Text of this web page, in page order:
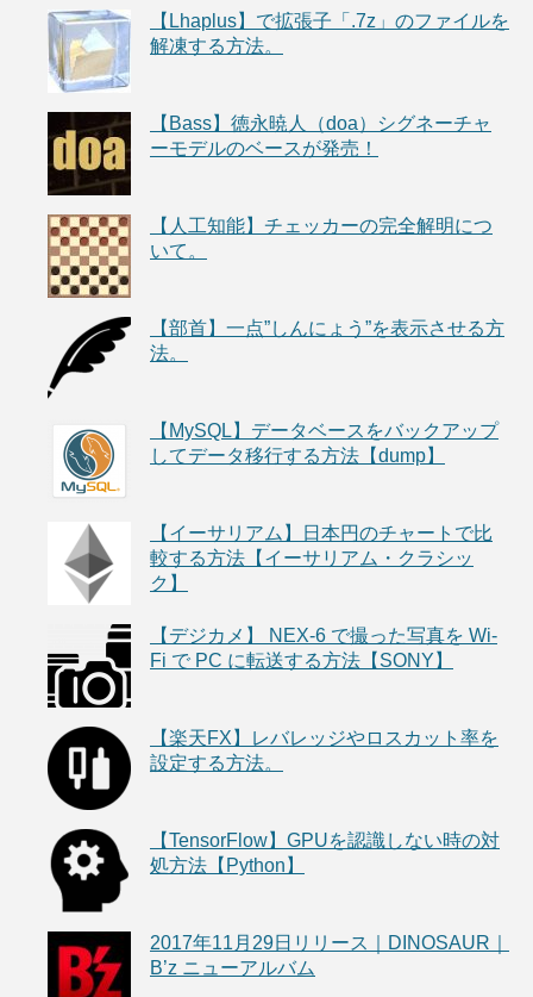
【Lhaplus】で拡張子「.7z」のファイルを
解凍する方法。
【Bass】徳永暁人（doa）シグネーチャ
ーモデルのベースが発売！
【人工知能】チェッカーの完全解明につ
いて。
【部首】一点”しんにょう”を表示させる方
法。
【MySQL】データベースをバックアップ
してデータ移行する方法【dump】
【イーサリアム】日本円のチャートで比
較する方法【イーサリアム・クラシッ
ク】
【デジカメ】 NEX-6 で撮った写真を Wi-
Fi で PC に転送する方法【SONY】
【楽天FX】レバレッジやロスカット率を
設定する方法。
【TensorFlow】GPUを認識しない時の対
処方法【Python】
2017年11月29日リリース｜DINOSAUR｜
B’z ニューアルバム